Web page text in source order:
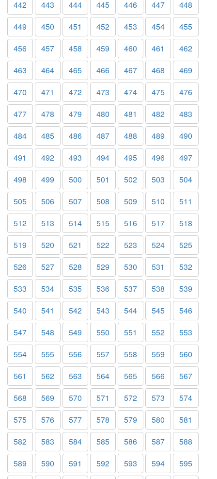
442 443 444 445 446 447
448
449
450 451 452 453 454
455
456
457 458 459 460 461
462
463
464 465 466 467 468
469
470
471 472 473 474 475
476
477
478 479 480 481 482
483
484
485 486 487 488 489
490
491
492 493 494 495 496
497
498
499 500 501 502 503
504
505
506 507 508 509 510
511
512
513 514 515 516 517
518
519
520 521 522 523 524
525
526
527 528 529 530 531
532
533
534 535 536 537 538
539
540
541 542 543 544 545
546
547
548 549 550 551 552
553
554
555 556 557 558 559
560
561
562 563 564 565 566
567
568
569 570 571 572 573
574
575
576 577 578 579 580
581
582
583 584 585 586 587
588
589
590 591 592 593 594
595